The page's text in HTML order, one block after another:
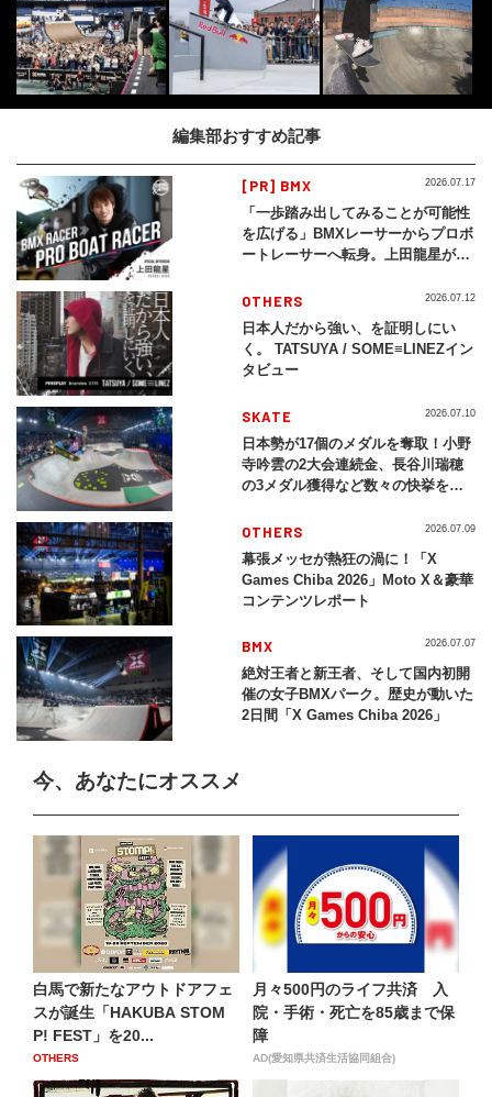
編集部おすすめ記事
[PR] BMX
「一歩踏み出してみることが可能性
を広げる」BMXレーサーからプロボ
ートレーサーへ転身。上田龍星が体
2026.07.17
OTHERS
日本人だから強い、を証明しにい
く。 TATSUYA / SOME≡LINEZイン
タビュー
2026.07.12
SKATE
日本勢が17個のメダルを奪取！小野
寺吟雲の2大会連続金、長谷川瑞穂
の3メダル獲得など数々の快挙をプ
2026」
2026.07.10
OTHERS
幕張メッセが熱狂の渦に！「X
Games Chiba 2026」Moto X＆豪華
コンテンツレポート
2026.07.09
BMX
絶対王者と新王者、そして国内初開
催の女子BMXパーク。歴史が動いた
2日間「X Games Chiba 2026」
2026.07.07
今、あなたにオススメ
白馬で新たなアウトドアフェ
スが誕生「HAKUBA STOM
P! FEST」を20...
OTHERS
月々500円のライフ共済 入
院・手術・死亡を85歳まで保
障
AD(愛知県共済生活協同組合)